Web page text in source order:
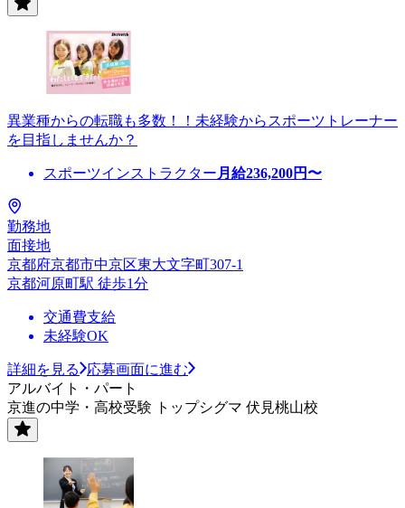
異業種からの転職も多数！！未経験からスポーツトレーナー
を目指しませんか？
スポーツインストラクター 月給236,200円〜
勤務地
面接地
京都府京都市中京区東大文字町307-1
京都河原町駅 徒歩1分
交通費支給
未経験OK
詳細を見る
応募画面に進む
アルバイト・パート
京進の中学・高校受験 トップシグマ 伏見桃山校